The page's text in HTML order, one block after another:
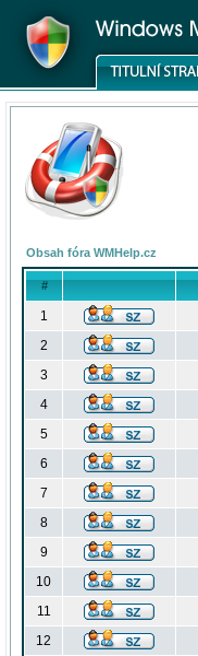
Obsah fóra WMHelp.cz
#
1
2
3
4
5
6
7
8
9
10
11
12